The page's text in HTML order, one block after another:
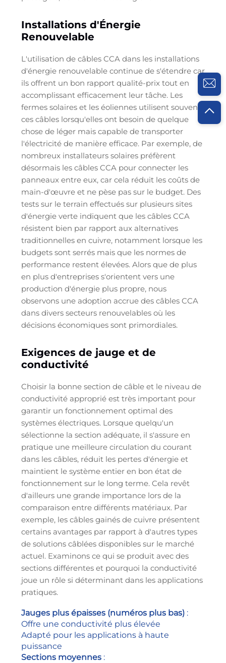
Installations d'Énergie
Renouvelable
L'utilisation de câbles CCA dans les installations
d'énergie renouvelable continue de s'étendre car
ils offrent un bon rapport qualité-prix tout en
accomplissant efficacement leur tâche. Les
fermes solaires et les éoliennes utilisent souvent
ces câbles lorsqu'elles ont besoin de quelque
chose de léger mais capable de transporter
l'électricité de manière efficace. Par exemple, de
nombreux installateurs solaires préfèrent
désormais les câbles CCA pour connecter les
panneaux entre eux, car cela réduit les coûts de
main-d'œuvre et ne pèse pas sur le budget. Des
tests sur le terrain effectués sur plusieurs sites
d'énergie verte indiquent que les câbles CCA
résistent bien par rapport aux alternatives
traditionnelles en cuivre, notamment lorsque les
budgets sont serrés mais que les normes de
performance restent élevées. Alors que de plus
en plus d'entreprises s'orientent vers une
production d'énergie plus propre, nous
observons une adoption accrue des câbles CCA
dans divers secteurs renouvelables où les
décisions économiques sont primordiales.
Exigences de jauge et de
conductivité
Choisir la bonne section de câble et le niveau de
conductivité approprié est très important pour
garantir un fonctionnement optimal des
systèmes électriques. Lorsque quelqu'un
sélectionne la section adéquate, il s'assure en
pratique une meilleure circulation du courant
dans les câbles, réduit les pertes d'énergie et
maintient le système entier en bon état de
fonctionnement sur le long terme. Cela revêt
d'ailleurs une grande importance lors de la
comparaison entre différents matériaux. Par
exemple, les câbles gainés de cuivre présentent
certains avantages par rapport à d'autres types
de solutions câblées disponibles sur le marché
actuel. Examinons ce qui se produit avec des
sections différentes et pourquoi la conductivité
joue un rôle si déterminant dans les applications
pratiques.
Jauges plus épaisses (numéros plus bas) :
Offre une conductivité plus élevée
Adapté pour les applications à haute
puissance
Sections moyennes :